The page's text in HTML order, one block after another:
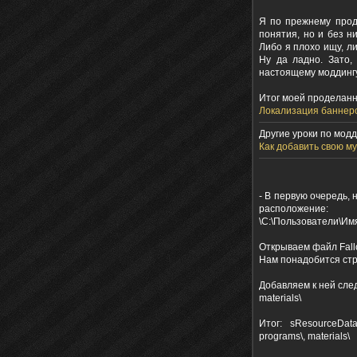
Я по прежнему
понятия, но и без
Либо я плохо ищу,
Ну да ладно. Зато,
настоящему
Итог моей
Локализация
Другие уроки по
Как добавить свою
- В первую очередь,
расположение:
Открываем файл
Нам понадобится
Добавляем к ней
materials\
Итог:
programs\, materials\